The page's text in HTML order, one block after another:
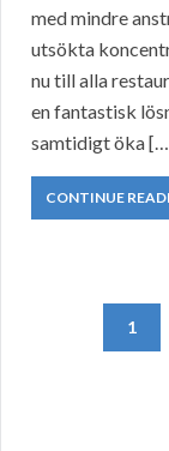
med mindre
utsökta
nu till alla
en fantastisk
samtidigt öka
CONTINUE
1